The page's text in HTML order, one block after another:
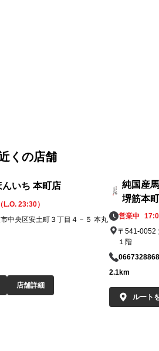
くの店舗
いち 本町店
23:30）
中央区安土町３丁目４－５ 本丸
店舗詳細
純国産
堺筋本
営業中
〒541-0052
１階
0667328868
2.1km
ルート